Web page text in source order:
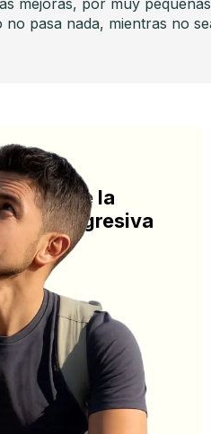
mejoras, por muy
pasa nada, mientras no
sobre la
progresiva